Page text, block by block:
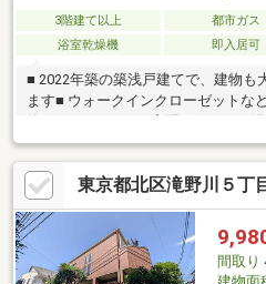
3階建て以上 都市ガス
浴室乾燥機
即入居可
■ 2022年築の築浅戸建てで、建物も
ます■ ウォークインクローゼットな
れており、充実した設備が特徴■東
分で子供さんが安心して徒歩で通学
3LDK、居室・収納・サービスルー
南側通路のため日当たりも良好です
ることで、各居室への採光もしっか
JR「板橋」駅徒歩15分で、都心主
まずは一度御覧ください
東京都北区滝野川５丁
間取り